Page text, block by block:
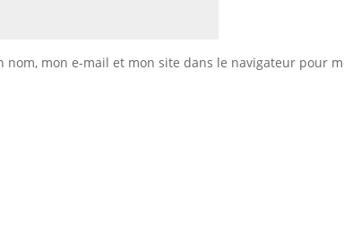
nom, mon e-mail et mon site dans le navigateur pour